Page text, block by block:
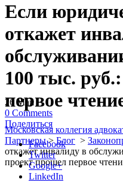
Если
откажет
100 тыс.
первое
Московская коллегия
Партнеры>Блог >
откажет инвалиду в
проект прошел первое
26 Май
0 Comments
Поделиться
Facebook
Twitter
Google+
LinkedIn